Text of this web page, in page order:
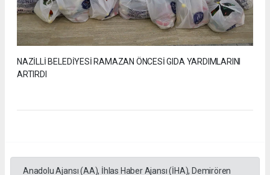
NAZİLLİ BELEDİYESİ RAMAZAN ÖNCESİ GIDA YARDIMLARINI
ARTIRDI
Anadolu Ajansı (AA), İhlas Haber Ajansı (İHA), Demirören